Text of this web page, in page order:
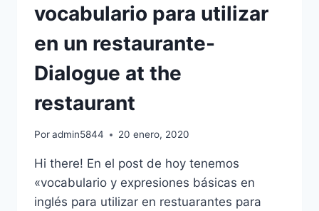
vocabulario para utilizar
en un restaurante-
Dialogue at the
restaurant
Poradmin5844 20 enero, 2020
Hi there! En el post de hoy tenemos
«vocabulario y expresiones básicas en
inglés para utilizar en restuarantes para